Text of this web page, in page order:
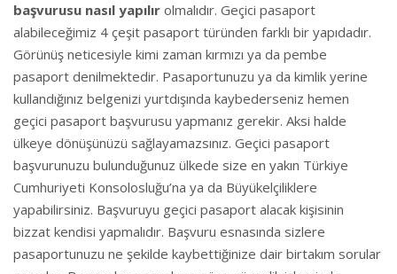
başvurusu nasıl yapılır olmalıdır. Geçici pasaport
alabileceğimiz 4 çeşit pasaport türünden farklı bir yapıdadır.
Görünüş neticesiyle kimi zaman kırmızı ya da pembe
pasaport denilmektedir. Pasaportunuzu ya da kimlik yerine
kullandığınız belgenizi yurtdışında kaybederseniz hemen
geçici pasaport başvurusu yapmanız gerekir. Aksi halde
ülkeye dönüşünüzü sağlayamazsınız. Geçici pasaport
başvurunuzu bulunduğunuz ülkede size en yakın Türkiye
Cumhuriyeti Konsolosluğu’na ya da Büyükelçiliklere
yapabilirsiniz. Başvuruyu geçici pasaport alacak kişisinin
bizzat kendisi yapmalıdır. Başvuru esnasında sizlere
pasaportunuzu ne şekilde kaybettiğinize dair birtakım sorular